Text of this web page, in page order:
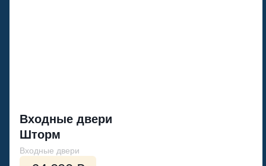
Входные двери
Шторм
Входные двери